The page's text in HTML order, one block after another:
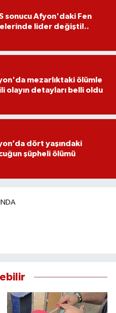
sonucu Afyon'daki Fen
lider değişti!..
mezarlıktaki ölümle
olayın detayları belli oldu
dört yaşındaki
şüpheli ölümü